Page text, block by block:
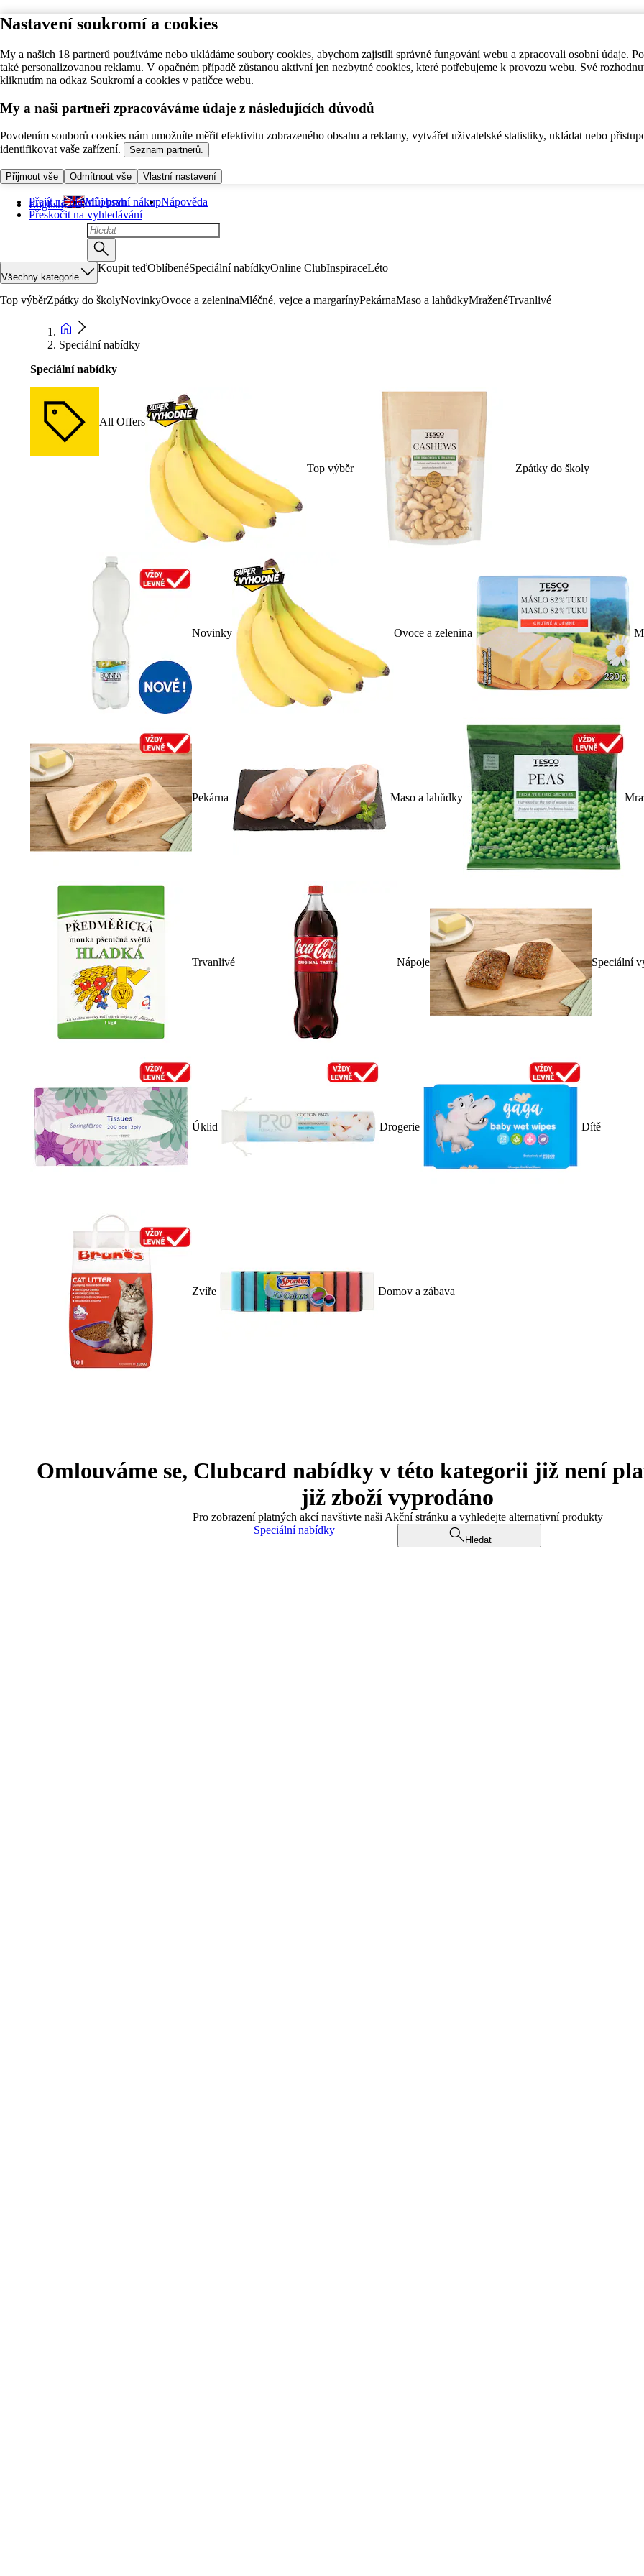
Nastavení soukromí a cookies
My a našich 18 partnerů používáme nebo ukládáme soubory cookies, abychom zajistili správné fungování webu a zpracovali osobní údaje.
také personalizovanou reklamu. V opačném případě zůstanou aktivní jen nezbytné cookies, které potřebujeme k provozu webu. Své
kliknutím na odkaz Soukromí a cookies v patičce webu.
My a naši partneři zpracováváme údaje z následujících důvodů
Povolením souborů cookies nám umožníte měřit efektivitu zobrazeného obsahu a reklamy, vytvářet uživatelské statistiky, ukládat nebo
identifikovat vaše zařízení.
Seznam partnerů.
Přijmout vše Odmítnout vše Vlastní nastavení
Přejít na hlavní obsah
Přeskočit na vyhledávání
English Můj první nákupNápověda
Všechny kategorie
Koupit teďOblíbenéSpeciální nabídkyOnline ClubInspiraceLéto
Top výběrZpátky do školyNovinkyOvoce a zeleninaMléčné, vejce a margarínyPekárnaMaso a lahůdkyMraženéTrvanlivé
Speciální nabídky
Speciální nabídky
All Offers
Top výběr Zpátky do školy
Novinky Ovoce a zelenina
Pekárna Maso a lahůdky
Trvanlivé Nápoje Speciální
Úklid Drogerie Dítě
Zvíře Domov a zábava
Omlouváme se, Clubcard nabídky v této kategorii již není
již zboží vyprodáno
Pro zobrazení platných akcí navštivte naši Akční stránku a vyhledejte alternativní produkty
Speciální nabídky
Hledat